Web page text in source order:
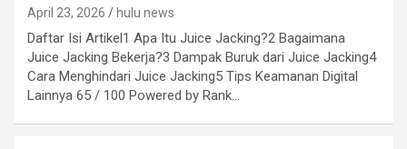
April 23, 2026 hulu news
Daftar Isi Artikel1 Apa Itu Juice Jacking?2 Bagaimana
Juice Jacking Bekerja?3 Dampak Buruk dari Juice Jacking4
Cara Menghindari Juice Jacking5 Tips Keamanan Digital
Lainnya 65 / 100 Powered by Rank…